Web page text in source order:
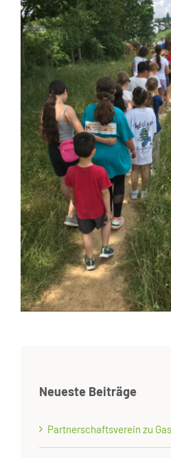
Neueste Beiträge
Partnerschaftsverein zu